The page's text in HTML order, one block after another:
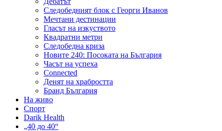
Следобедният блок с Георги Иванов
Мечтани дестинации
Гласът на изкуството
Квадратни метри
Следобедна криза
Новите 240: Посоката на България
Часът на успеха
Connected
Денят на храбростта
Бранд България
На живо
Спорт
Darik Health
„40 до 40“